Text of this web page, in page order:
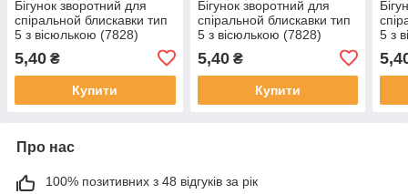
Бігунок зворотний для
спіральной блискавки тип
5 з вісюлькою (7828)
5,40 ₴
Купити
Бігунок зворотний для
спіральной блискавки тип
5 з вісюлькою (7828)
5,40₴
Купити
5 з
Про нас
100% позитивних з 48 відгуків за рік